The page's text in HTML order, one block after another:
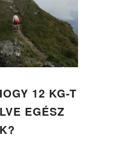
12 KG-T
EGÉSZ